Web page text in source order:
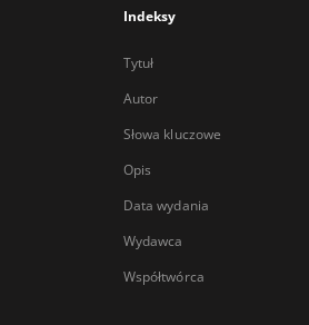
Indeksy
Tytuł
Autor
Słowa kluczowe
Opis
Data wydania
Wydawca
Współtwórca